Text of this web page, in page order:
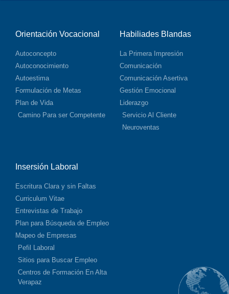
Orientación Vocacional
Autoconcepto
Autoconocimiento
Autoestima
Formulación de Metas
Plan de Vida
Camino Para ser Competente
Habiliades Blandas
La Primera Impresión
Comunicación
Comunicación Asertiva
Gestión Emocional
Liderazgo
Servicio Al Cliente
Neuroventas
Insersión Laboral
Escritura Clara y sin Faltas
Curriculum Vitae
Entrevistas de Trabajo
Plan para Búsqueda de Empleo
Mapeo de Empresas
Pefil Laboral
Sitios para Buscar Empleo
Centros de Formación En Alta
Verapaz